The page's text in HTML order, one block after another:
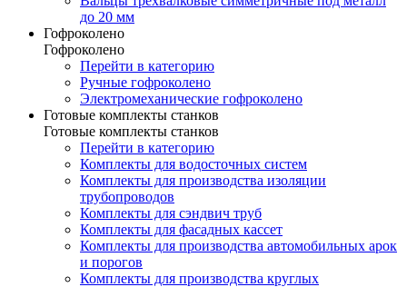
до 20 мм
Гофроколено
Гофроколено
Перейти в категорию
Ручные гофроколено
Электромеханические гофроколено
Готовые комплекты станков
Готовые комплекты станков
Перейти в категорию
Комплекты для водосточных систем
Комплекты для производства изоляции
трубопроводов
Комплекты для сэндвич труб
Комплекты для фасадных кассет
Комплекты для производства автомобильных арок
и порогов
Комплекты для производства круглых